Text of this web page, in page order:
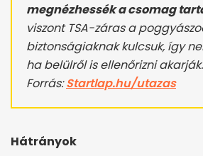
megnézhessék a csomag
viszont TSA-záras a
biztonságiaknak kulcsuk, így
ha belülről is ellenőrizni akarják.
Forrás:Startlap.hu/utazas
Hátrányok